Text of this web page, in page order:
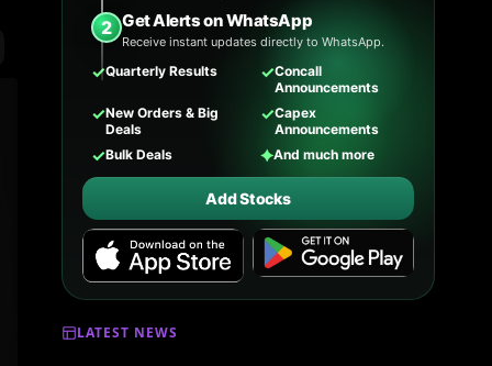
2 Get Alerts on WhatsApp
Receive instant updates directly to WhatsApp.
✓Quarterly Results ✓Concall
Announcements
✓New Orders & Big
Deals
✓Capex
Announcements
✓Bulk Deals ✦And much more
Add Stocks
LATEST NEWS